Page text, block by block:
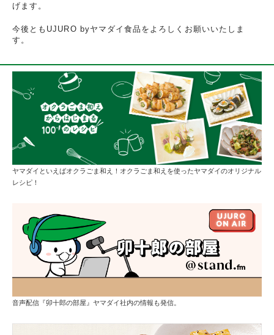
げます。
今後ともUJURO byヤマダイ食品をよろしくお願いいたしま
す。
ヤマダイといえばオクラごま和え！オクラごま和えを使ったヤマダイのオリジナル
レシピ！
音声配信『卯十郎の部屋』ヤマダイ社内の情報も発信。